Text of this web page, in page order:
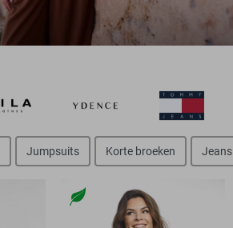
Jumpsuits Korte broeken Jeans